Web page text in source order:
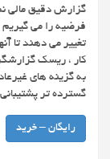
گزارش دقیق مالی
فرضیه را می گیریم
تغییر می دهند تا
کار ، ریسک
به گزینه های
گسترده تر
رایگان – خرید